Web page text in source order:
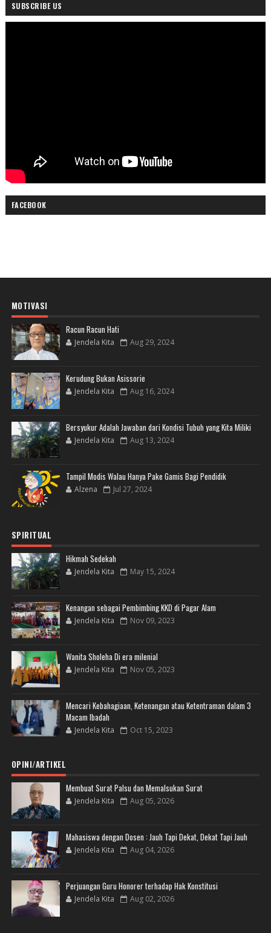
SUBSCRIBE US
FACEBOOK
MOTIVASI
Racun Racun Hati
Jendela Kita Aug 29, 2024
Kerudung Bukan Asissorie
Jendela Kita Aug 16, 2024
Bersyukur Adalah Jawaban dari Kondisi Tubuh yang Kita Miliki
Jendela Kita Aug 13, 2024
Tampil Modis Walau Hanya Pake Gamis Bagi Pendidik
Alzena Jul 27, 2024
SPIRITUAL
Hikmah Sedekah
Jendela Kita May 15, 2024
Kenangan sebagai Pembimbing KKD di Pagar Alam
Jendela Kita Nov 09, 2023
Wanita Sholeha Di era milenial
Jendela Kita Nov 05, 2023
Mencari Kebahagiaan, Ketenangan atau Ketentraman dalam 3
Macam Ibadah
Jendela Kita Oct 15, 2023
OPINI/ARTIKEL
Membuat Surat Palsu dan Memalsukan Surat
Jendela Kita Aug 05, 2026
Mahasiswa dengan Dosen : Jauh Tapi Dekat, Dekat Tapi Jauh
Jendela Kita Aug 04, 2026
Perjuangan Guru Honorer terhadap Hak Konstitusi
Jendela Kita Aug 02, 2026